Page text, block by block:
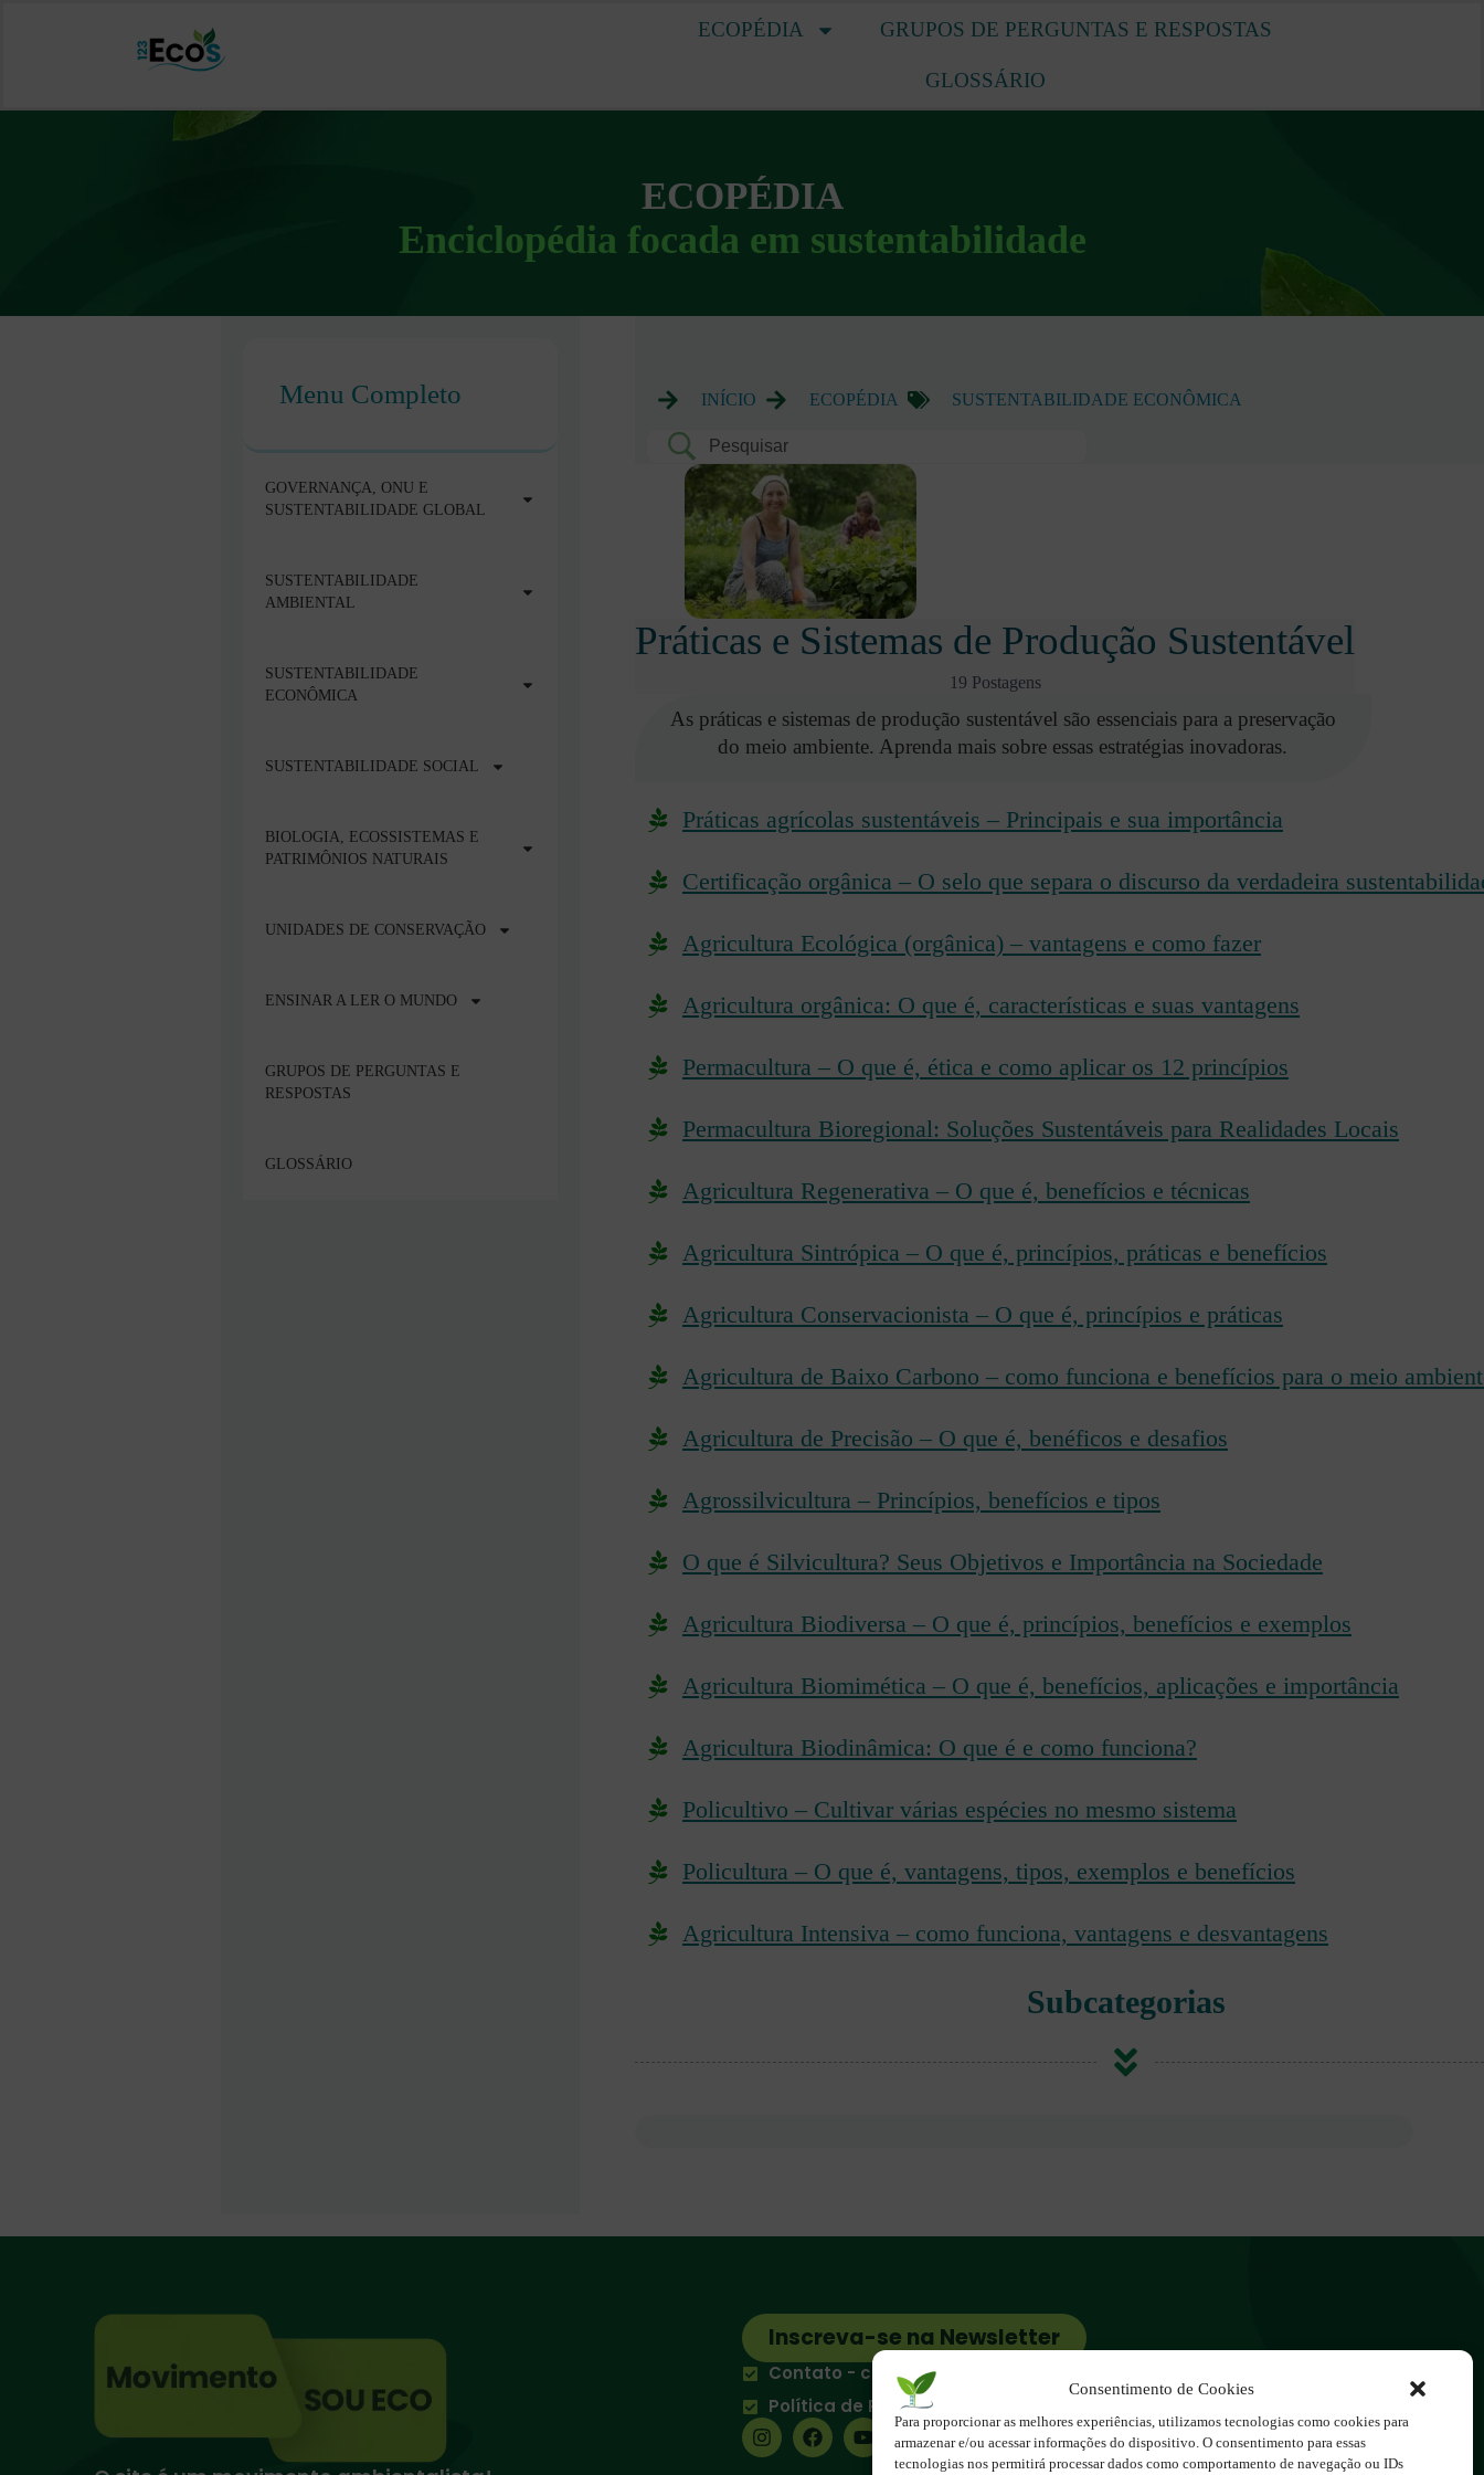
Consentimento de Cookies
Para proporcionar as melhores experiências, utilizamos tecnologias como cookies para
armazenar e/ou acessar informações do dispositivo. O consentimento para essas
tecnologias nos permitirá processar dados como comportamento de navegação ou IDs
ECOPÉDIA GRUPOS DE PERGUNTAS E RESPOSTAS
GLOSSÁRIO
ECOPÉDIA
Enciclopédia focada em sustentabilidade
Menu Completo
GOVERNANÇA, ONU E
SUSTENTABILIDADE GLOBAL
SUSTENTABILIDADE
AMBIENTAL
SUSTENTABILIDADE
ECONÔMICA
SUSTENTABILIDADE SOCIAL
BIOLOGIA, ECOSSISTEMAS E
PATRIMÔNIOS NATURAIS
UNIDADES DE CONSERVAÇÃO
ENSINAR A LER O MUNDO
GRUPOS DE PERGUNTAS E
RESPOSTAS
GLOSSÁRIO
INÍCIO ECOPÉDIA SUSTENTABILIDADE ECONÔMICA
Práticas e Sistemas de Produção Sustentável
19 Postagens
As práticas e sistemas de produção sustentável são essenciais para a preservação
do meio ambiente. Aprenda mais sobre essas estratégias inovadoras.
Práticas agrícolas sustentáveis – Principais e sua importância
Certificação orgânica – O selo que separa o discurso da verdadeira
Agricultura Ecológica (orgânica) – vantagens e como fazer
Agricultura orgânica: O que é, características e suas vantagens
Permacultura – O que é, ética e como aplicar os 12 princípios
Permacultura Bioregional: Soluções Sustentáveis para Realidades Locais
Agricultura Regenerativa – O que é, benefícios e técnicas
Agricultura Sintrópica – O que é, princípios, práticas e benefícios
Agricultura Conservacionista – O que é, princípios e práticas
Agricultura de Baixo Carbono – como funciona e benefícios para o meio
Agricultura de Precisão – O que é, benéficos e desafios
Agrossilvicultura – Princípios, benefícios e tipos
O que é Silvicultura? Seus Objetivos e Importância na Sociedade
Agricultura Biodiversa – O que é, princípios, benefícios e exemplos
Agricultura Biomimética – O que é, benefícios, aplicações e importância
Agricultura Biodinâmica: O que é e como funciona?
Policultivo – Cultivar várias espécies no mesmo sistema
Policultura – O que é, vantagens, tipos, exemplos e benefícios
Agricultura Intensiva – como funciona, vantagens e desvantagens
Subcategorias
Inscreva-se na Newsletter
Contato - contato@123ecos.com.br
Política de Privacidade